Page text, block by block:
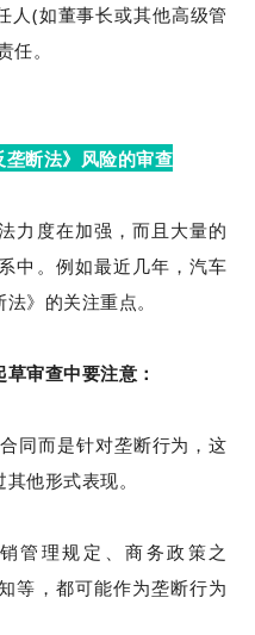
人(如董事长或其他高级管
。
断法》风险的审查
力度在加强，而且大量的
中。例如最近几年，汽车
》的关注重点。
审查中要注意：
同而是针对垄断行为，这
他形式表现。
管理规定、商务政策之
等，都可能作为垄断行为